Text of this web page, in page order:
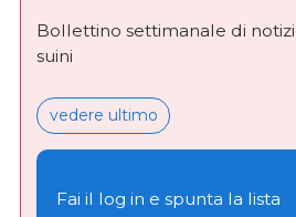
Bollettino settimanale di
suini
vedere ultimo
Fai il log in e spunta la lista